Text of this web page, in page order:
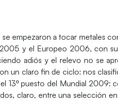
empezaron a tocar metales
2005 y el Europeo 2006, con
adiós y el relevo no se
un claro fin de ciclo: nos
13º puesto del Mundial 2009:
claro, entre una selección